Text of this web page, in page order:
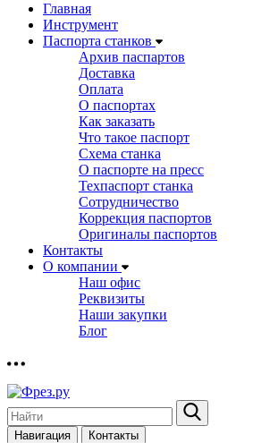
Главная
Инструмент
Паспорта станков
Архив паспартов
Доставка
Оплата
О паспортах
Как заказать
Что такое паспорт
Схема станка
О паспорте на пресс
Техпаспорт станка
Сотрудничество
Коррекция паспортов
Оригиналы паспортов
Контакты
О компании
Наш офис
Реквизиты
Наши закупки
Блог
Навигация Контакты